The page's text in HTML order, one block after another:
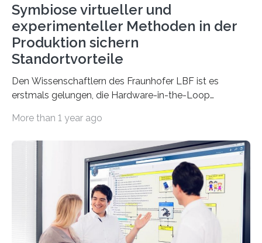
Symbiose virtueller und
experimenteller Methoden in der
Produktion sichern
Standortvorteile
Den Wissenschaftlern des Fraunhofer LBF ist es
erstmals gelungen, die Hardware-in-the-Loop
Eigenschaftsabsicherung mechatronischer…
More than 1 year ago